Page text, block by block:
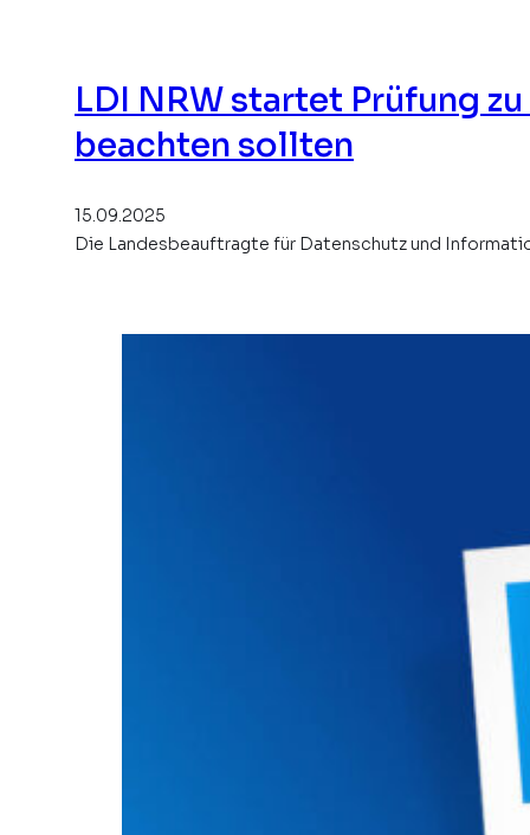
LDI NRW startet Prüfung
beachten sollten
15.09.2025
Die Landesbeauftragte für Datenschutz und